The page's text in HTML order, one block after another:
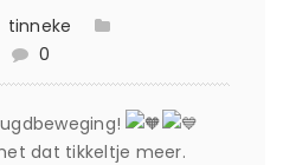
tinneke
0
dat tikkeltje meer.